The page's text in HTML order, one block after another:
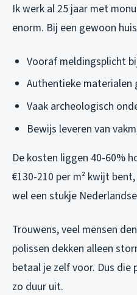
Ik werk al 25 jaar met
enorm. Bij een gewoon
Vooraf meldingsplicht
Authentieke materialen
Vaak archeologisch
Bewijs leveren van
De kosten liggen 40-60%
€130-210 per m² kwijt
wel een stukje
Trouwens, veel mensen
polissen dekken alleen
betaal je zelf voor. Dus
zo duur uit.